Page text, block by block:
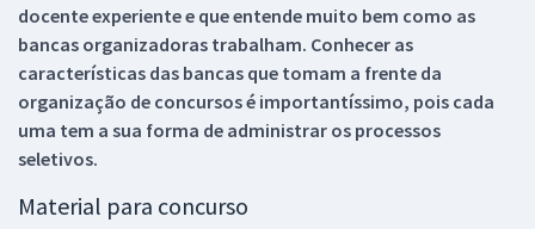
docente experiente e que entende muito bem como as
bancas organizadoras trabalham. Conhecer as
características das bancas que tomam a frente da
organização de concursos é importantíssimo, pois cada
uma tem a sua forma de administrar os processos
seletivos.
Material para concurso